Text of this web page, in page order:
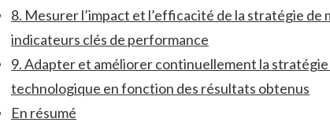
8. Mesurer l’impact et l’efficacité de la stratégie de
indicateurs clés de performance
9. Adapter et améliorer ‍continuellement la
technologique en fonction ⁤des résultats obtenus
En résumé